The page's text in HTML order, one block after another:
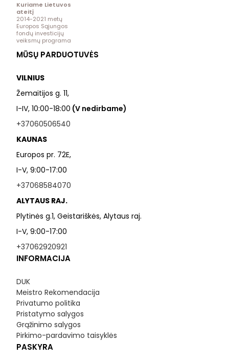
Kuriame Lietuvos
ateitį
2014-2021 metų
Europos Sąjungos
fondų investicijų
veiksmų programa
MŪSŲ PARDUOTUVĖS
VILNIUS
Žemaitijos g. 11,
I-IV, 10:00-18:00 (V nedirbame)
+37060506540
KAUNAS
Europos pr. 72E,
I-V, 9:00-17:00
+37068584070
ALYTAUS RAJ.
Plytinės g.1, Geistariškės, Alytaus raj.
I-V, 9:00-17:00
+37062920921
INFORMACIJA
DUK
Meistro Rekomendacija
Privatumo politika
Pristatymo salygos
Grąžinimo salygos
Pirkimo-pardavimo taisyklės
PASKYRA